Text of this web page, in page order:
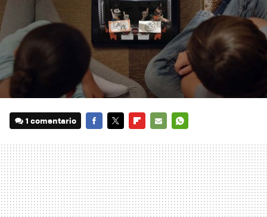
1 comentario
MAIL